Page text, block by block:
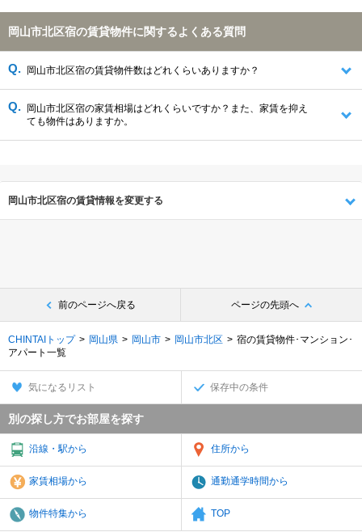
岡山市北区宿の賃貸物件に関するよくある質問
岡山市北区宿の賃貸物件数はどれくらいありますか？
岡山市北区宿の家賃相場はどれくらいですか？また、家賃を抑え
ても物件はありますか。
岡山市北区宿の賃貸情報を変更する
前のページへ戻る ページの先頭へ
CHINTAIトップ 岡山県 岡山市 岡山市北区
宿の賃貸物件･マンション･
アパート一覧
気になるリスト 保存中の条件
別の探し方でお部屋を探す
沿線・駅から 住所から
家賃相場から 通勤通学時間から
物件特集から TOP